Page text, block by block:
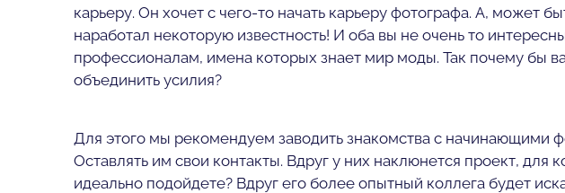
карьеру. Он хочет с чего-то начать карьеру фотографа. А, может
наработал некоторую известность! И оба вы не очень то
профессионалам, имена которых знает мир моды. Так почему бы
объединить усилия?
Для этого мы рекомендуем заводить знакомства с начинающими
Оставлять им свои контакты. Вдруг у них наклюнется проект, для
идеально подойдете? Вдруг его более опытный коллега будет